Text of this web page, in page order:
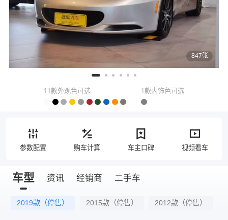
847张
11款外观色可选 1款内饰色可选
参数配置 购车计算 车主口碑 视频看车
车型 资讯 经销商 二手车
2019款（停售） 2015款（停售） 2012款（停售）